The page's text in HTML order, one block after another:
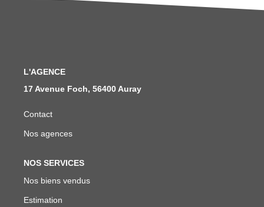
L'AGENCE
17 Avenue Foch, 56400 Auray
Contact
Nos agences
NOS SERVICES
Nos biens vendus
Estimation